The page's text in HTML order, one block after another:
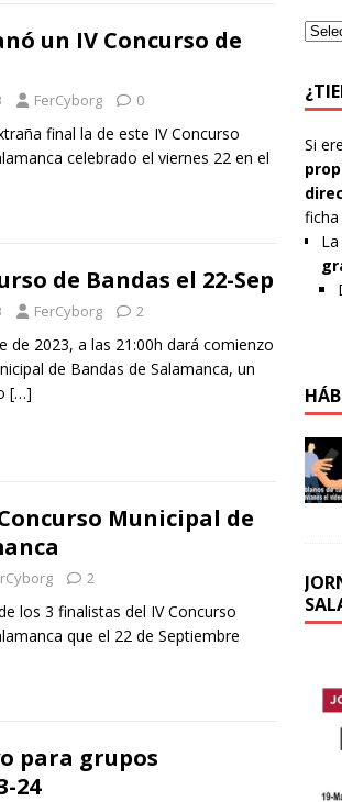
un IV Concurso de
FerCyborg 0
final la de este IV Concurso
celebrado el viernes 22 en el
de Bandas el 22-Sep
FerCyborg 2
de 2023, a las 21:00h dará comienzo
de Bandas de Salamanca, un
[…]
Municipal de
2
los 3 finalistas del IV Concurso
que el 22 de Septiembre
para grupos
24
Si